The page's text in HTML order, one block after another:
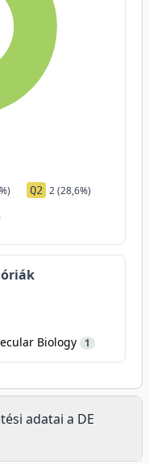
Q2 2 (28,6%)
Biology 1
adatai a DE